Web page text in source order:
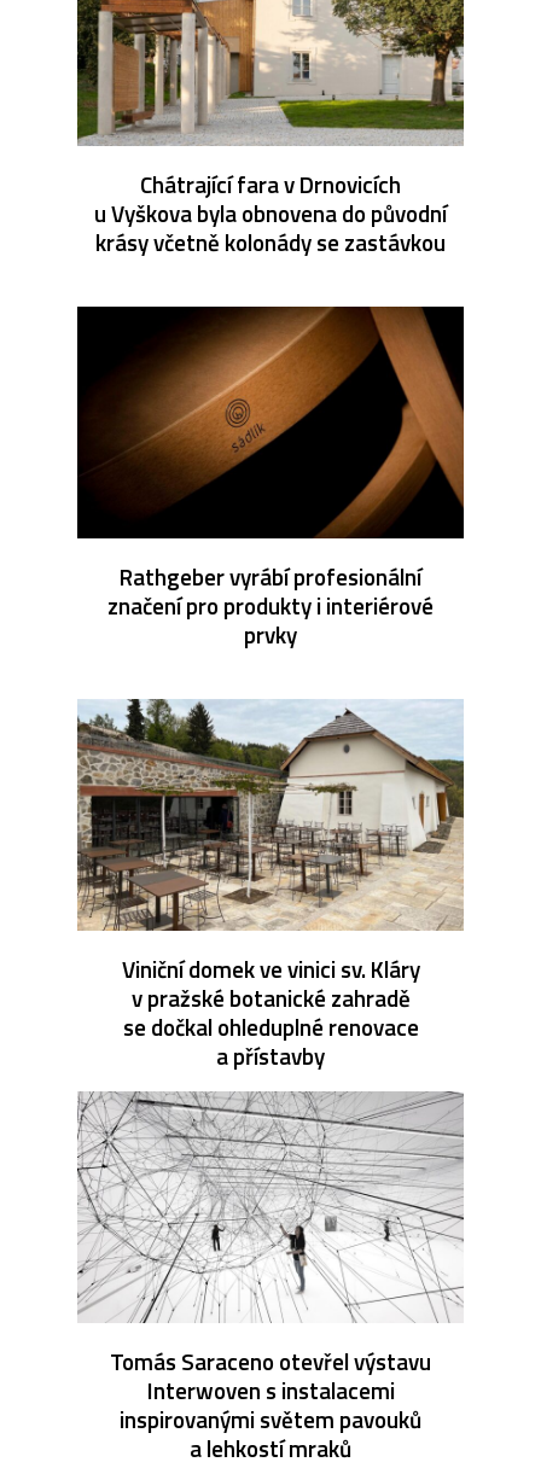
Chátrající fara v Drnovicích
u Vyškova byla obnovena do původní
krásy včetně kolonády se zastávkou
Rathgeber vyrábí profesionální
značení pro produkty i interiérové
prvky
Viniční domek ve vinici sv. Kláry
v pražské botanické zahradě
se dočkal ohleduplné renovace
a přístavby
Tomás Saraceno otevřel výstavu
Interwoven s instalacemi
inspirovanými světem pavouků
a lehkostí mraků